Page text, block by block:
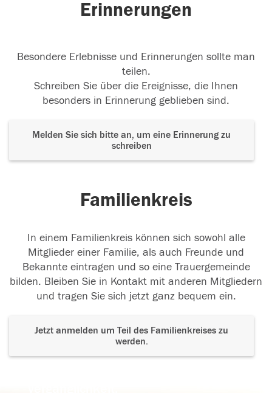
Erinnerungen
Besondere Erlebnisse und Erinnerungen sollte man
teilen.
Schreiben Sie über die Ereignisse, die Ihnen
besonders in Erinnerung geblieben sind.
Melden Sie sich bitte an, um eine Erinnerung zu
schreiben
Familienkreis
In einem Familienkreis können sich sowohl alle
Mitglieder einer Familie, als auch Freunde und
Bekannte eintragen und so eine Trauergemeinde
bilden. Bleiben Sie in Kontakt mit anderen Mitgliedern
und tragen Sie sich jetzt ganz bequem ein.
Jetzt anmelden um Teil des Familienkreises zu
werden.